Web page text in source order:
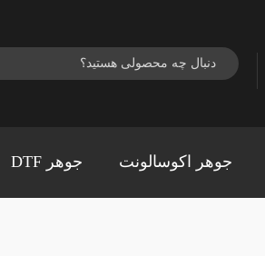
جوهر اکوسالونت جوهر DTF